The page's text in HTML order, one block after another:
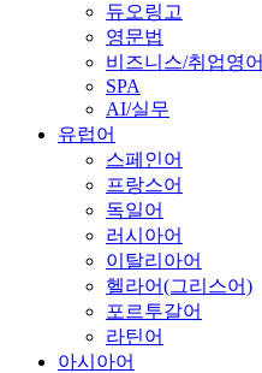
듀오링고
영문법
비즈니스/취업영어
SPA
AI/실무
유럽어
스페인어
프랑스어
독일어
러시아어
이탈리아어
헬라어(그리스어)
포르투갈어
라틴어
아시아어